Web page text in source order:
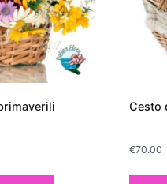
Cesto
€70.00
ma può anche migliorare
Tra le migliori piante
laSansevieria
di Suocera.
e tricloroetilene,
ma aiuta anche a
filtrare